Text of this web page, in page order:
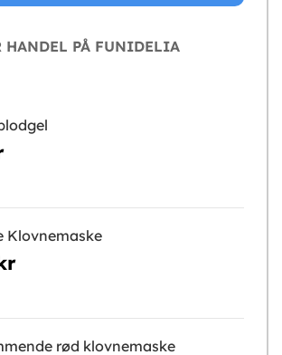
HANDEL PÅ FUNIDELIA
Klovnemaske
rød klovnemaske